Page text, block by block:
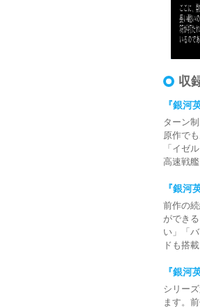
収
『銀河
ターン
原作で
「イゼ
高速戦
『銀河
前作の
ができ
い」「
ドも搭
『銀河
シリー
ます。